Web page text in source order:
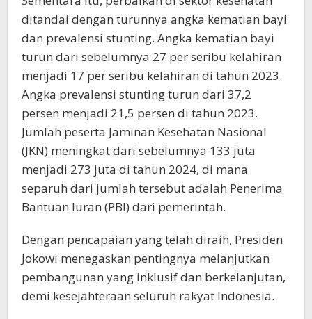
ditandai dengan turunnya angka kematian bayi
dan prevalensi stunting. Angka kematian bayi
turun dari sebelumnya 27 per seribu kelahiran
menjadi 17 per seribu kelahiran di tahun 2023.
Angka prevalensi stunting turun dari 37,2
persen menjadi 21,5 persen di tahun 2023.
Jumlah peserta Jaminan Kesehatan Nasional
(JKN) meningkat dari sebelumnya 133 juta
menjadi 273 juta di tahun 2024, di mana
separuh dari jumlah tersebut adalah Penerima
Bantuan Iuran (PBI) dari pemerintah.
Dengan pencapaian yang telah diraih, Presiden
Jokowi menegaskan pentingnya melanjutkan
pembangunan yang inklusif dan berkelanjutan,
demi kesejahteraan seluruh rakyat Indonesia.